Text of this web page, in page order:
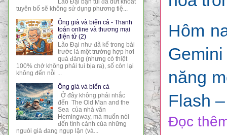
Hôm
năng
Flash
Đọc
tuyên bố sẽ không sử dụng phương tiệ...
Ông già và biển cả - Thanh
toán online và thương mại
điện tử (2)
Lão Đại như đã kể trong bài
trước là một trường hợp hơi
quá đáng (nhưng có thiệt
100% chớ không phải tui bịa ra), số còn lại
không đến nỗi ...
Ông già và biển cả
Ở đây không phải nhắc
đến The Old Man and the
Sea của nhà văn
Hemingway, mà muốn nói
đến tình cảnh của những
nguòi già đang ngụp lặn (và...